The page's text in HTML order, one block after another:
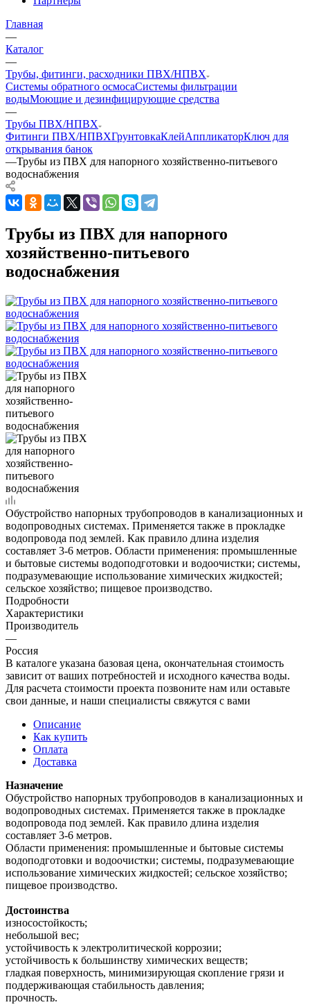
Главная
—
Каталог
—
Трубы, фитинги, расходники ПВХ/НПВХ
Системы обратного осмосаСистемы фильтрации
водыМоющие и дезинфицирующие средства
—
Трубы ПВХ/НПВХ
Фитинги ПВХ/НПВХГрунтовкаКлейАппликаторКлюч для
открывания банок
—Трубы из ПВХ для напорного хозяйственно-питьевого
водоснабжения
Трубы из ПВХ для напорного
хозяйственно-питьевого
водоснабжения
Обустройство напорных трубопроводов в канализационных и
водопроводных системах. Применяется также в прокладке
водопровода под землей. Как правило длина изделия
составляет 3-6 метров. Области применения: промышленные
и бытовые системы водоподготовки и водоочистки; системы,
подразумевающие использование химических жидкостей;
сельское хозяйство; пищевое производство.
Подробности
Характеристики
Производитель
—
Россия
В каталоге указана базовая цена, окончательная стоимость
зависит от ваших потребностей и исходного качества воды.
Для расчета стоимости проекта позвоните нам или оставьте
свои данные, и наши специалисты свяжутся с вами
Описание
Как купить
Оплата
Доставка
Назначение
Обустройство напорных трубопроводов в канализационных и
водопроводных системах. Применяется также в прокладке
водопровода под землей. Как правило длина изделия
составляет 3-6 метров.
Области применения: промышленные и бытовые системы
водоподготовки и водоочистки; системы, подразумевающие
использование химических жидкостей; сельское хозяйство;
пищевое производство.
Достоинства
износостойкость;
небольшой вес;
устойчивость к электролитической коррозии;
устойчивость к большинству химических веществ;
гладкая поверхность, минимизирующая скопление грязи и
поддерживающая стабильность давления;
прочность.